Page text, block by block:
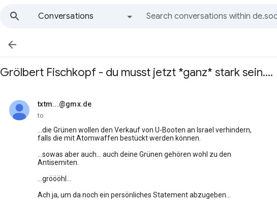
Conversations

Grölbert Fischkopf - du musst jetzt *ganz* stark sein....
txtm...@gmx.de
unread,
to
...die Grünen wollen den Verkauf von U-Booten an Israel verhindern,
falls die mit Atomwaffen bestückt werden können.
...sowas aber auch... auch deine Grünen gehören wohl zu den
Antisemiten.
...gröööhl...
Ach ja, um da noch ein persönliches Statement abzugeben...